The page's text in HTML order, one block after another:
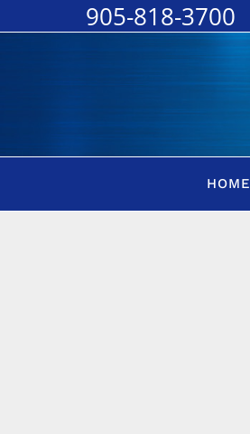
to
905-818-3700
HOME